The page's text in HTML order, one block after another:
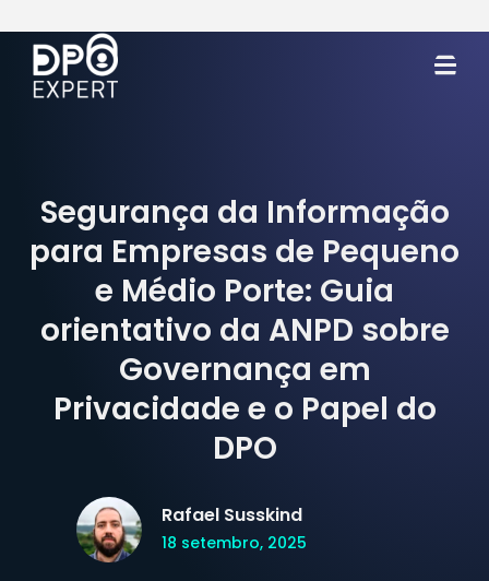
Segurança da Informação
para Empresas de Pequeno
e Médio Porte: Guia
orientativo da ANPD sobre
Governança em
Privacidade e o Papel do
DPO
Rafael Susskind
18 setembro, 2025